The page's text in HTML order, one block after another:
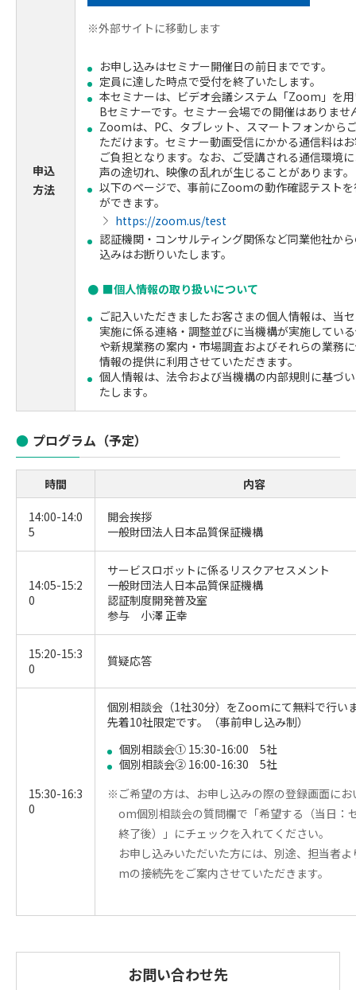
申込
方法
※外部サイトに移動します
お申し込みはセミナー開催日の前日までです。
定員に達した時点で受付を終了いたします。
本セミナーは、ビデオ会議システム「Zoom」を
Bセミナーです。セミナー会場での開催はありませ
Zoomは、PC、タブレット、スマートフォンから
ただけます。セミナー動画受信にかかる通信料は
ご負担となります。なお、ご受講される通信環境
声の途切れ、映像の乱れが生じることがあります。
以下のページで、事前にZoomの動作確認テスト
ができます。
https://zoom.us/test
認証機関・コンサルティング関係など同業他社か
込みはお断りいたします。
■個人情報の取り扱いについて
ご記入いただきましたお客さまの個人情報は、当
実施に係る連絡・調整並びに当機構が実施してい
や新規業務の案内・市場調査およびそれらの業務
情報の提供に利用させていただきます。
個人情報は、法令および当機構の内部規則に基づ
たします。
プログラム（予定）
時間 内容
14:00-14:0
5
開会挨拶
一般財団法人日本品質保証機構
14:05-15:2
0
サービスロボットに係るリスクアセスメント
一般財団法人日本品質保証機構
認証制度開発普及室
参与 小澤 正幸
15:20-15:3
0
質疑応答
15:30-16:3
0
個別相談会（1社30分）をZoomにて無料で行い
先着10社限定です。（事前申し込み制）
個別相談会① 15:30-16:00 5社
個別相談会② 16:00-16:30 5社
※ご希望の方は、お申し込みの際の登録画面にお
om個別相談会の質問欄で「希望する（当日：
終了後）」にチェックを入れてください。
お申し込みいただいた方には、別途、担当者
mの接続先をご案内させていただきます。
お問い合わせ先